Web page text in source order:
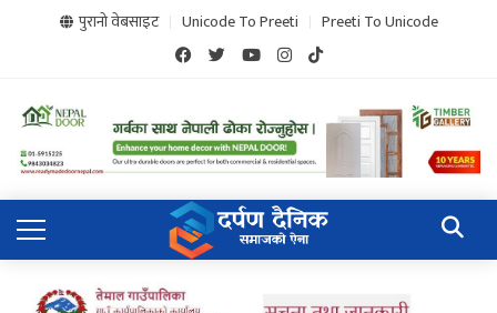
पुरानो वेबसाइट Unicode To Preeti Preeti To Unicode